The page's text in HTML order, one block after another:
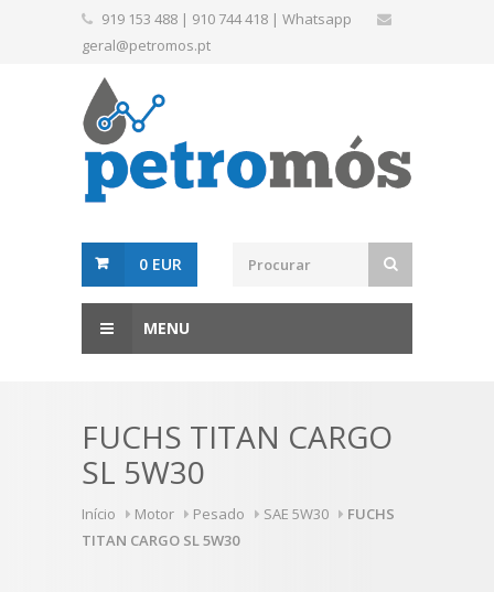
919 153 488 | 910 744 418 | Whatsapp
geral@petromos.pt
0 EUR
MENU
FUCHS TITAN CARGO
SL 5W30
Início Motor Pesado SAE 5W30
FUCHS
TITAN CARGO SL 5W30